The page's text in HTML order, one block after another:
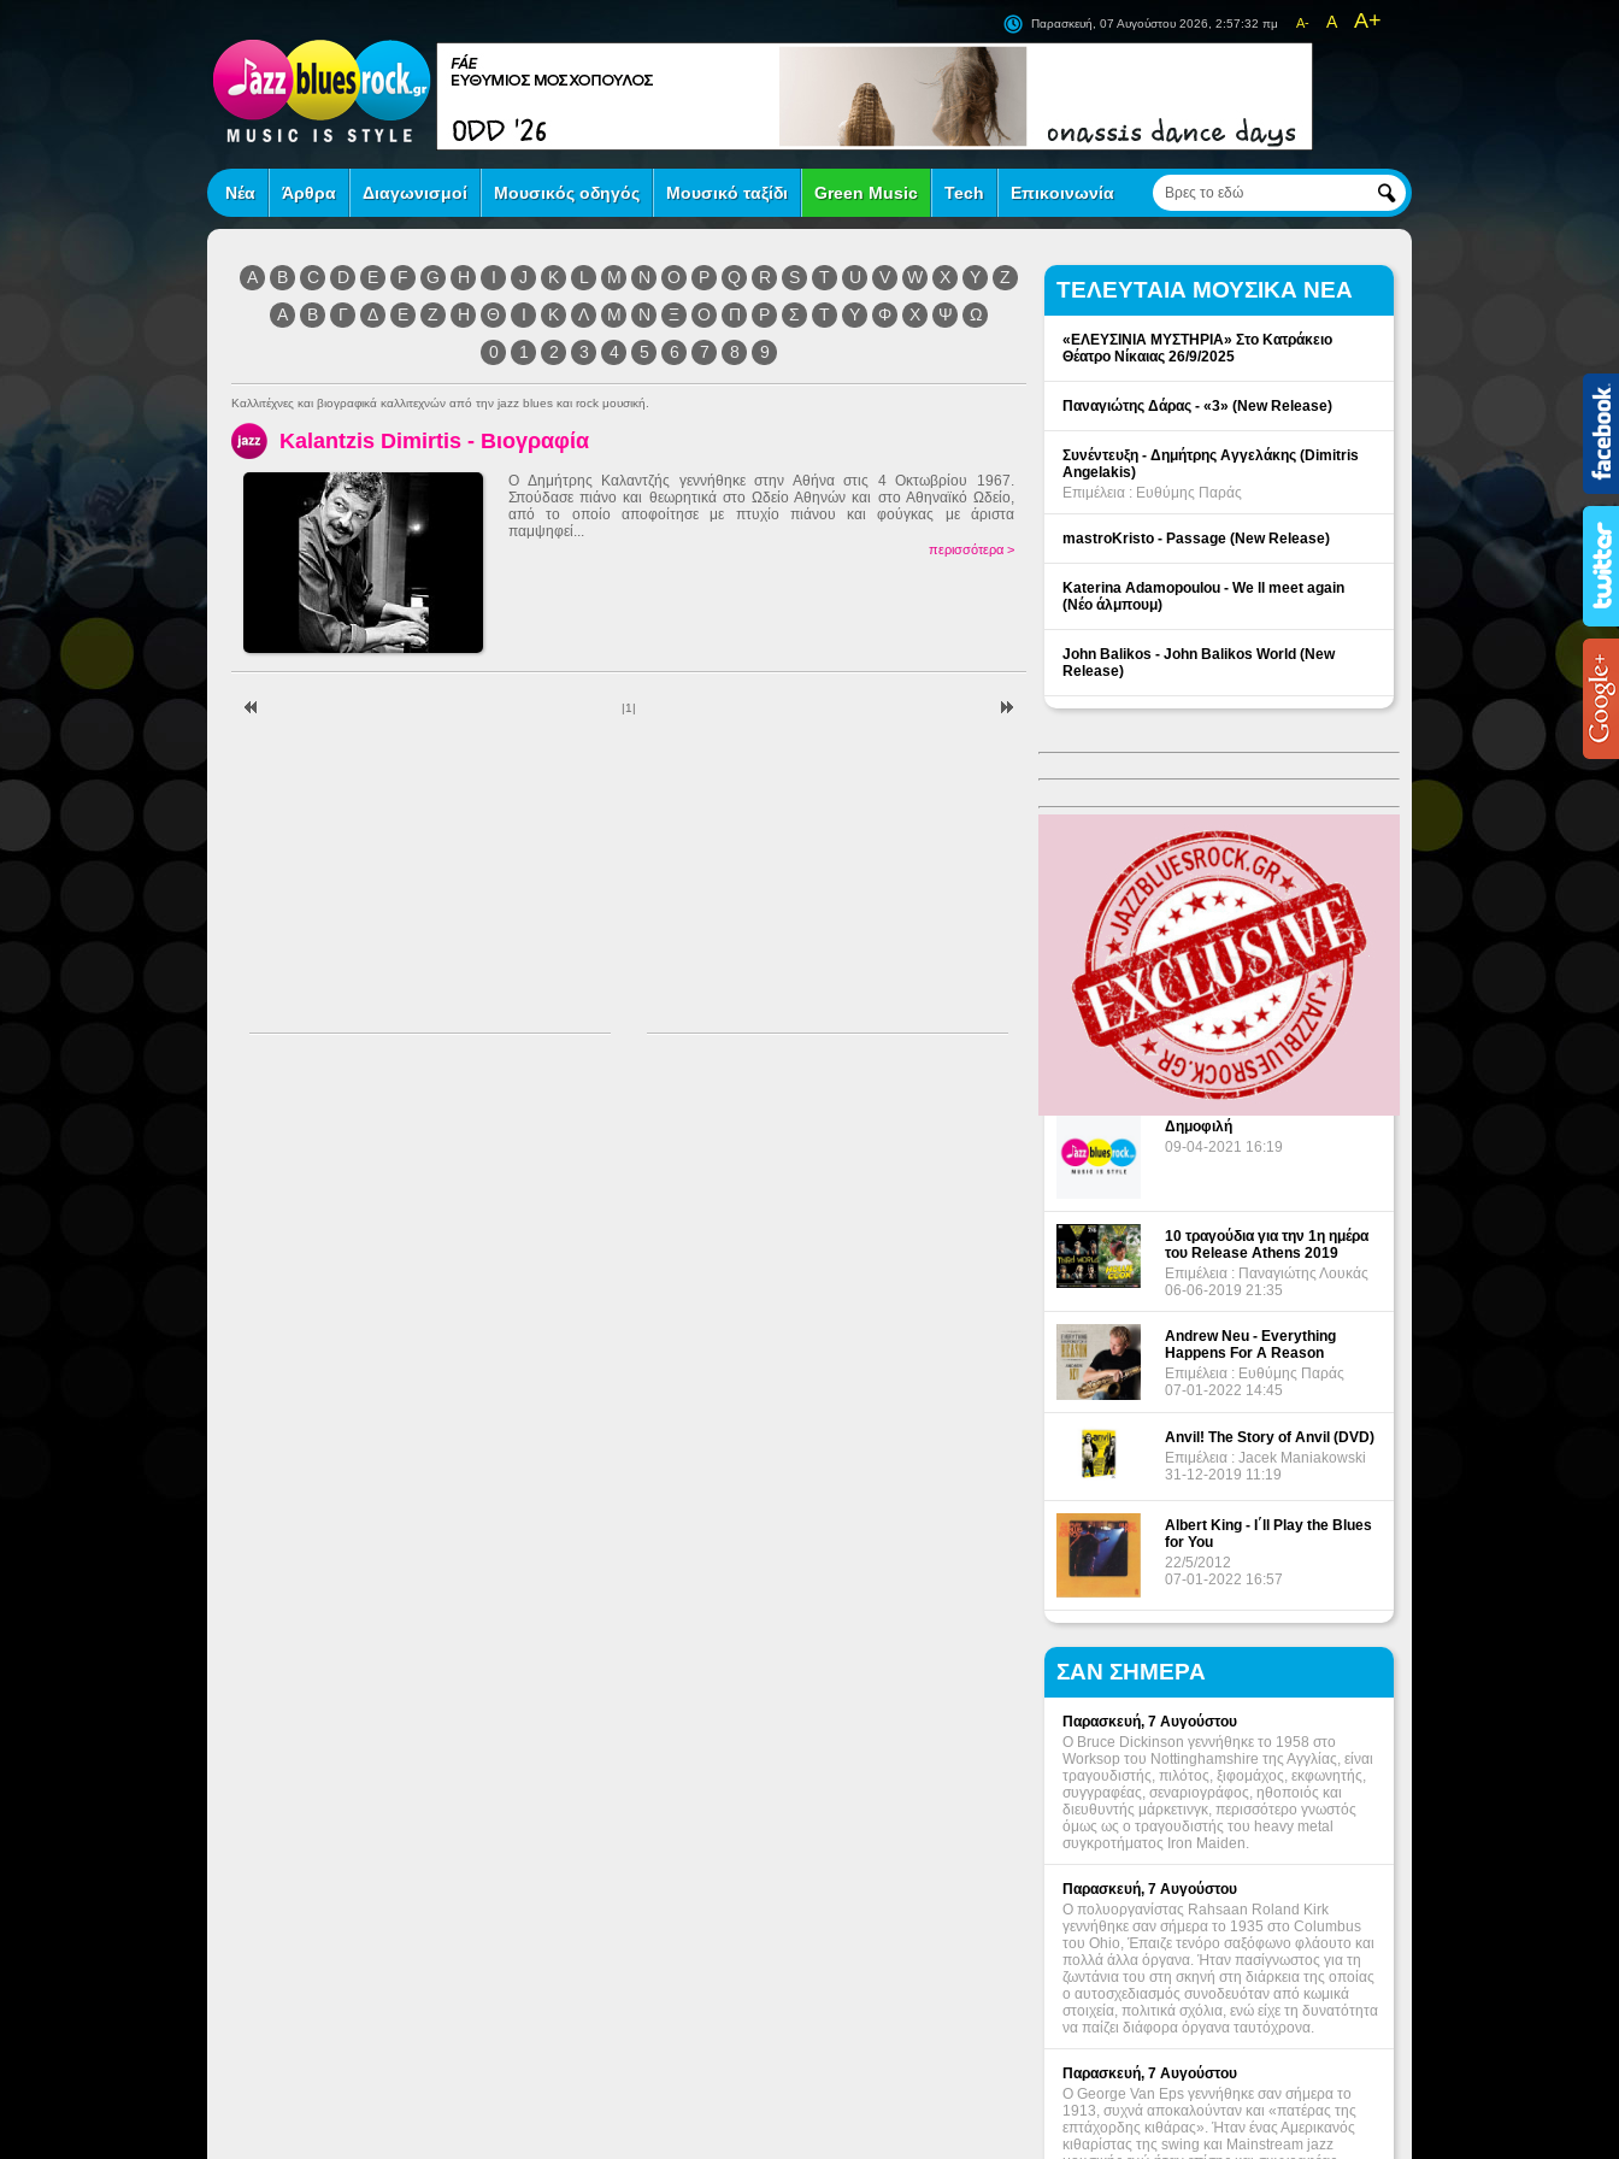
A- A A+
Παρασκευή, 07 Αυγούστου 2026, 2:57:32 πμ
Νέα Άρθρα Διαγωνισμοί Μουσικός οδηγός Μουσικό ταξίδι Green Music Tech Επικοινωνία
A B C D E F G H I J K L M N O P Q R S T U V W X Y
Z
Α
Β Γ Δ Ε Ζ Η Θ Ι Κ Λ Μ Ν Ξ Ο Π Ρ Σ Τ Υ Φ Χ Ψ
Ω
0
1 2 3 4 5 6 7 8 9
Καλλιτέχνες και βιογραφικά καλλιτεχνών από την jazz blues και rock μουσική.
Kalantzis Dimirtis - Βιογραφία
Ο Δημήτρης Καλαντζής γεννήθηκε στην Αθήνα στις 4 Οκτωβρίου 1967.
Σπούδασε πιάνο και θεωρητικά στο Ωδείο Αθηνών και στο Αθηναϊκό Ωδείο,
από το οποίο αποφοίτησε με πτυχίο πιάνου και φούγκας με άριστα
παμψηφεί...
περισσότερα >
|1 |
ΤΕΛΕΥΤΑΙΑ ΜΟΥΣΙΚΑ ΝΕΑ
«ΕΛΕΥΣΙΝΙΑ ΜΥΣΤΗΡΙΑ» Στο Κατράκειο
Θέατρο Νίκαιας 26/9/2025
Παναγιώτης Δάρας - «3» (New Release)
Συνέντευξη - Δημήτρης Αγγελάκης (Dimitris
Angelakis)
Επιμέλεια : Ευθύμης Παράς
mastroKristo - Passage (New Release)
Katerina Adamopoulou - We ll meet again
(Νέο άλμπουμ)
John Balikos - John Balikos World (New
Release)
ΔΗΜΟΦΙΛΗ ΘΕΜΑΤΑ
Δημοφιλή
09-04-2021 16:19
10 τραγούδια για την 1η ημέρα
του Release Athens 2019
Επιμέλεια : Παναγιώτης Λουκάς
06-06-2019 21:35
Andrew Neu - Everything
Happens For A Reason
Επιμέλεια : Ευθύμης Παράς
07-01-2022 14:45
Anvil! The Story of Anvil (DVD)
Επιμέλεια : Jacek Maniakowski
31-12-2019 11:19
Albert King - I΄ll Play the Blues
for You
22/5/2012
07-01-2022 16:57
ΣΑΝ ΣΗΜΕΡΑ
Παρασκευή, 7 Αυγούστου
Ο Bruce Dickinson γεννήθηκε το 1958 στο
Worksop του Nottinghamshire της Αγγλίας, είναι
τραγουδιστής, πιλότος, ξιφομάχος, εκφωνητής,
συγγραφέας, σεναριογράφος, ηθοποιός και
διευθυντής μάρκετινγκ, περισσότερο γνωστός
όμως ως ο τραγουδιστής του heavy metal
συγκροτήματος Iron Maiden.
Παρασκευή, 7 Αυγούστου
Ο πολυοργανίστας Rahsaan Roland Kirk
γεννήθηκε σαν σήμερα το 1935 στο Columbus
του Ohio, Έπαιζε τενόρο σαξόφωνο φλάουτο και
πολλά άλλα όργανα. Ήταν πασίγνωστος για τη
ζωντάνια του στη σκηνή στη διάρκεια της οποίας
ο αυτοσχεδιασμός συνοδευόταν από κωμικά
στοιχεία, πολιτικά σχόλια, ενώ είχε τη δυνατότητα
να παίζει διάφορα όργανα ταυτόχρονα.
Παρασκευή, 7 Αυγούστου
Ο George Van Eps γεννήθηκε σαν σήμερα το
1913, συχνά αποκαλούνταν και «πατέρας της
επτάχορδης κιθάρας». Ήταν ένας Αμερικανός
κιθαρίστας της swing και Mainstream jazz